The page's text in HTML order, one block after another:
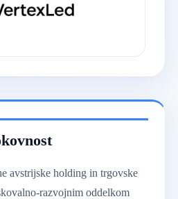
avstrijske holding in trgovske
razvojnim oddelkom